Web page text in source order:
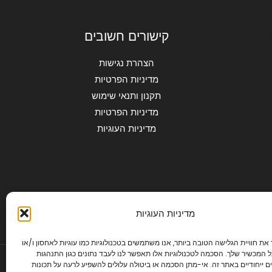
מדיניות העוגיות
את חוויית הגלישה הטובה ביותר, אנו משתמשים בטכנולוגיות כמו עוגיות לאחסון ו/או
המכשיר שלך. הסכמה לטכנולוגיות אלו תאפשר לנו לעבד נתונים כגון התנהגות
ייחודיים באתר זה. אי-מתן הסכמה או ביטולה עלולים להשפיע לרעה על תכונות
קישורים חשובים
הצהרת נגישות
מדיניות הפרטיות
תקנון ותנאי שימוש
מדיניות הפרטיות
מדיניות העוגיות